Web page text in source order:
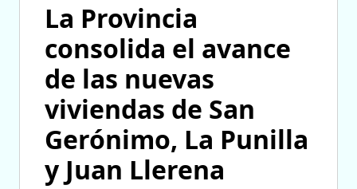
La Provincia
consolida el avance
de las nuevas
viviendas de San
Gerónimo, La Punilla
y Juan Llerena